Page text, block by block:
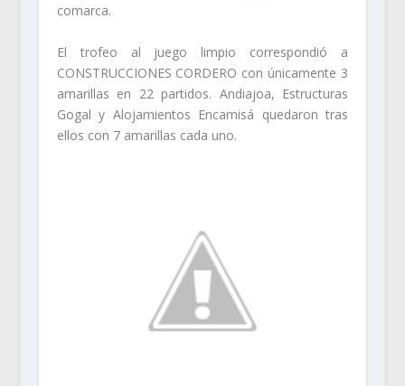
comarca.
El trofeo al juego limpio correspondió a
CONSTRUCCIONES CORDERO con únicamente 3
amarillas en 22 partidos. Andiajoa, Estructuras
Gogal y Alojamientos Encamisá quedaron tras
ellos con 7 amarillas cada uno.